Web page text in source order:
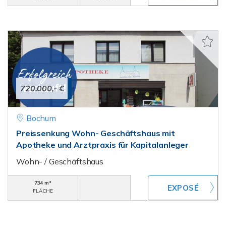
720.000,- €
Bochum
Preissenkung Wohn- Geschäftshaus mit
Apotheke und Arztpraxis für Kapitalanleger
Wohn- / Geschäftshaus
734 m²
FLÄCHE